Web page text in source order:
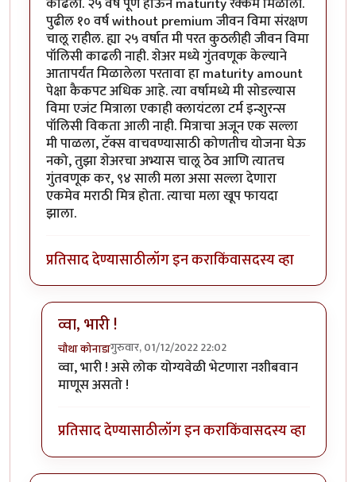
पुढील १० वर्ष without premium जीवन विमा संरक्षण
चालू राहील. ह्या २५ वर्षात मी परत कुठलीही जीवन विमा
पॉलिसी काढली नाही. शेअर मध्ये गुंतवणूक केल्याने
आतापर्यंत मिळालेला परतावा हा maturity amount
पेक्षा कैकपट अधिक आहे. त्या वर्षामध्ये मी सोडल्यास
विमा एजंट मित्राला एकाही क्लायंटला टर्म इन्शुरन्स
पॉलिसी विकता आली नाही. मित्राचा अजून एक सल्ला
मी पाळला, टॅक्स वाचवण्यासाठी कोणतीच योजना घेऊ
नको, तुझा शेअरचा अभ्यास चालू ठेव आणि त्यातच
गुंतवणूक कर, ९४ साली मला असा सल्ला देणारा
एकमेव मराठी मित्र होता. त्याचा मला खूप फायदा
झाला.
प्रतिसाद देण्यासाठीलॉग इन कराकिंवासदस्य व्हा
व्वा, भारी !
चौथा कोनाडागुरुवार, 01/12/2022 22:02
In reply to१९९४ साली माझ्या विमा एजंटbyआग्या१९९०
व्वा, भारी ! असे लोक योग्यवेळी भेटणारा नशीबवान
माणूस असतो !
प्रतिसाद देण्यासाठीलॉग इन कराकिंवासदस्य व्हा